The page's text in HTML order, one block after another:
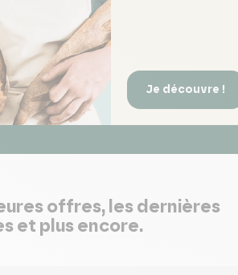
Je découvre !
offres, les dernières
et plus encore.